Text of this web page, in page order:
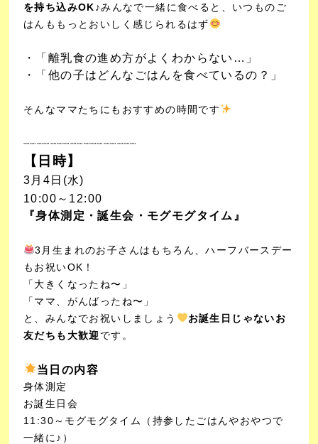
を持ち込みOK♪みんなで一緒に食べると、いつものご
はんももっとおいしく感じられるはず
・「離乳食の進め方がよくわからない…」
・「他の子はどんなごはんを食べているの？」
そんなママたちにもおすすめの時間です
┈┈┈┈┈┈┈┈┈┈┈┈┈┈┈┈┈
【日時】
3月4日(水)
10:00～12:00
『身体測定・誕生会・モグモグタイム』
3月生まれのお子さんはもちろん、ハーフバースデー
もお祝いOK！
「大きくなったね〜」
「ママ、がんばったね〜」
と、みんなでお祝いしましょう お誕生日じゃないお
友だちも大歓迎 です。
当日の内容
身体測定
お誕生日会
11:30～モグモグタイム（持参したごはんやおやつで
一緒に♪）